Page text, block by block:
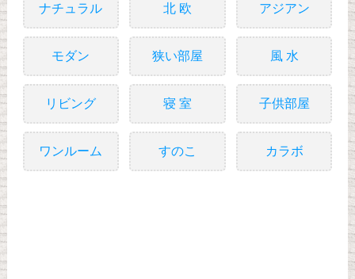
ナチュラル 北 欧 アジアン
モダン 狭い部屋 風 水
リビング 寝 室 子供部屋
ワンルーム すのこ カラボ